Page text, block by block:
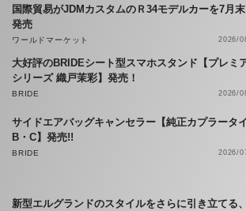
国際貿易がJDMカスタムのＲ34モデルカーを7月
発売
ワールドマーケット
2026/
大好評のBRIDEシート型スマホスタンド【プレミ
シリーズ 織戸茉彩】発売！
BRIDE
2026/
サイドエアバッグキャンセラー【純正カプラータ
B・C】発売!!
BRIDE 2026/
新型エルグランドのスタイルをさらに引き立てる